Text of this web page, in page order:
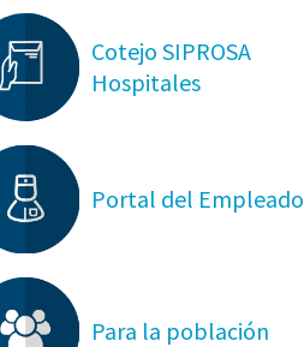
Cotejo SIPROSA
Hospitales
Portal del Empleado
Para la población